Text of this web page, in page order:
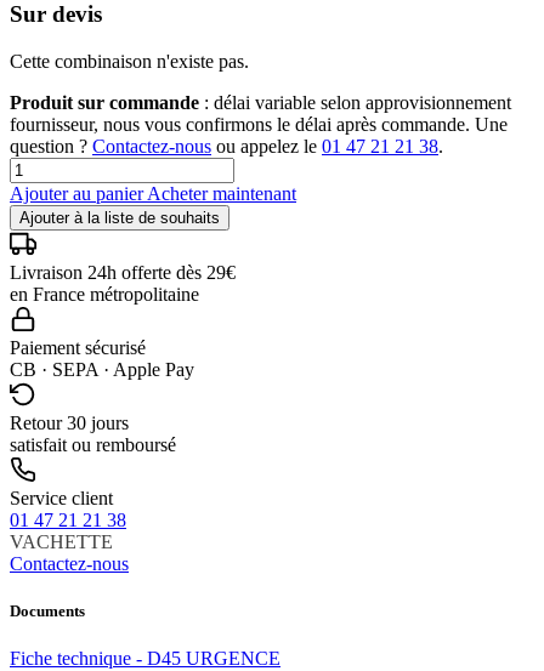
Sur devis
Cette combinaison n'existe pas.
Produit sur commande : délai variable selon approvisionnement
fournisseur, nous vous confirmons le délai après commande. Une
question ? Contactez-nous ou appelez le 01 47 21 21 38.
Ajouter au panierAcheter maintenant
Ajouter à la liste de souhaits
Livraison 24h offerte dès 29€
en France métropolitaine
Paiement sécurisé
CB · SEPA · Apple Pay
Retour 30 jours
satisfait ou remboursé
Service client
01 47 21 21 38
VACHETTE
Contactez-nous
Documents
Fiche technique - D45 URGENCE